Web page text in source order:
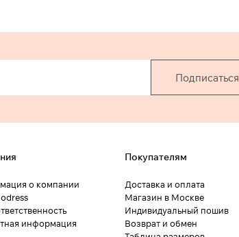
Подписаться
о компании
информация
Покупателям
Доставка и оплата
Магазин в Москве
Индивидуальный пошив
Возврат и обмен